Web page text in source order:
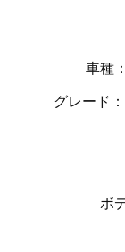
車種
グレード
ボ